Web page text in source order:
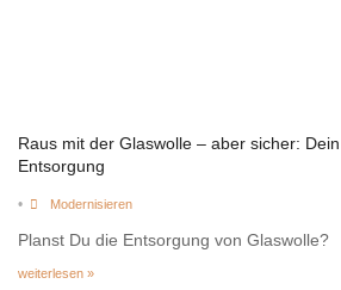
Raus mit der Glaswolle – aber sicher:
Entsorgung
• Modernisieren
Planst Du die Entsorgung von Glaswolle?
weiterlesen »